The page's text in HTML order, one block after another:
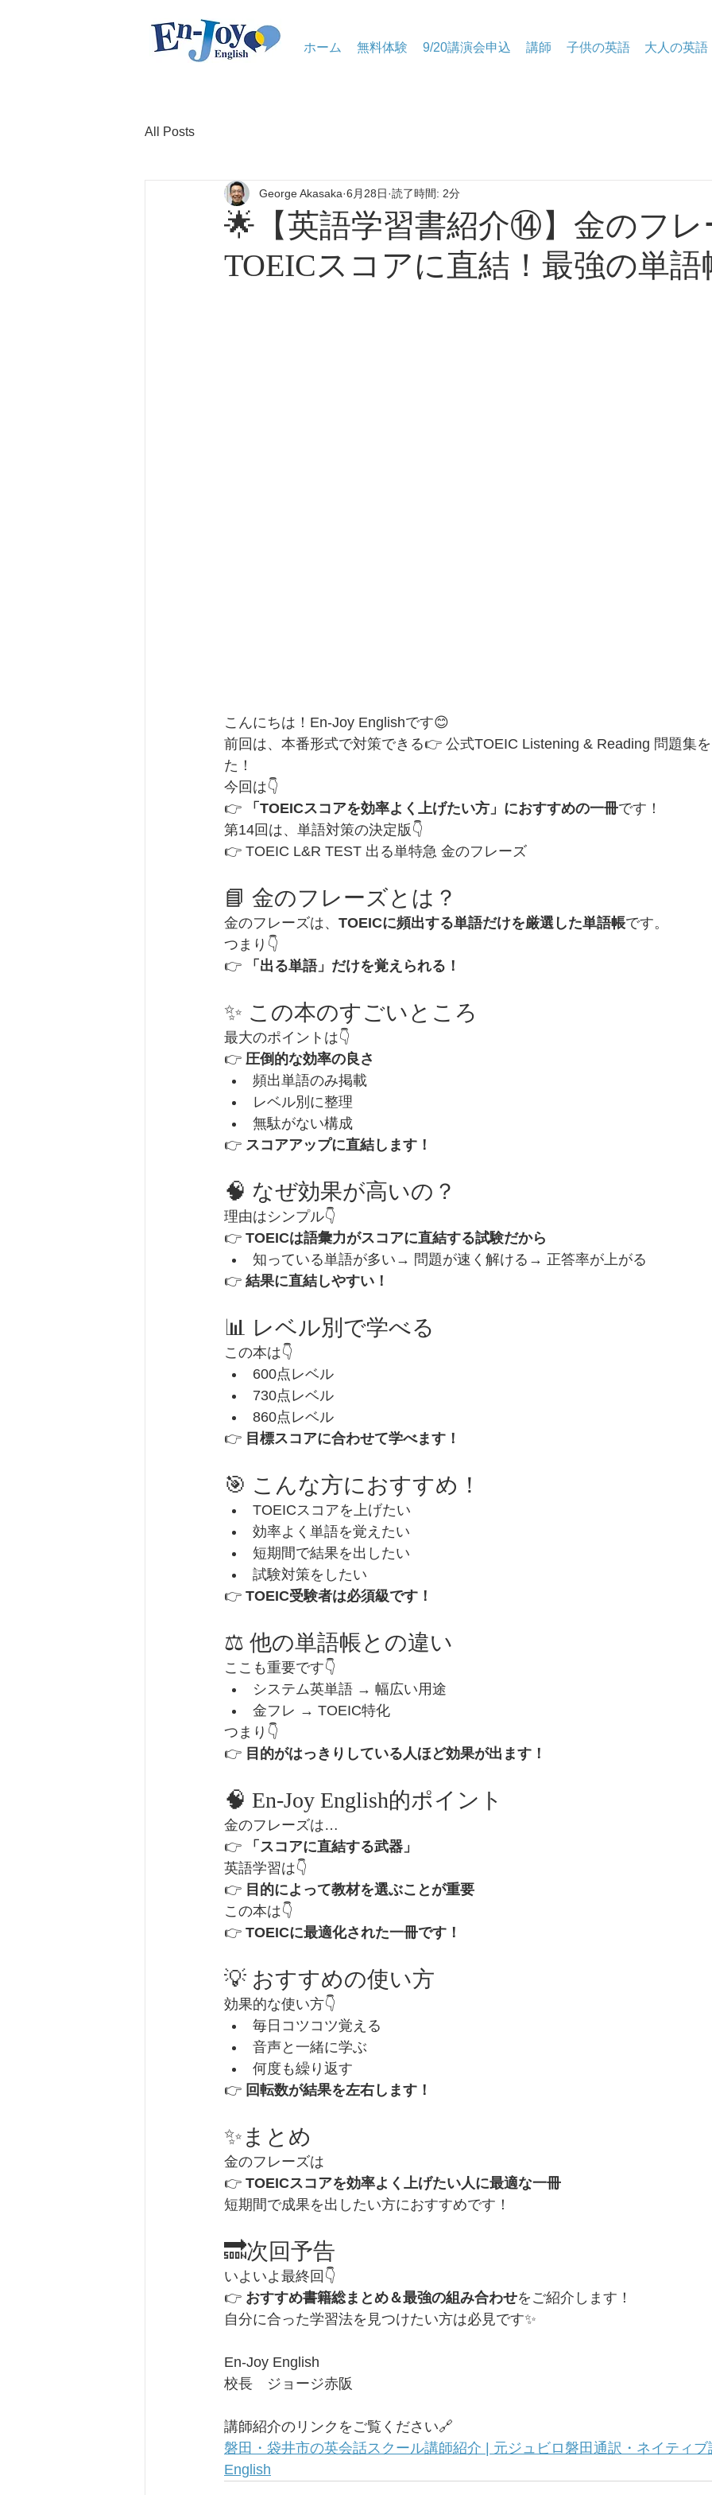
ホーム 無料体験 9/20講演会申込 講師 子供の英語 大人の英語
All Posts
🌟【英語学習書紹介⑭】金のフレ
TOEICスコアに直結！最強の単語
George Akasaka 6月28日 読了時間: 2分
こんにちは！En-Joy Englishです😊
前回は、本番形式で対策できる👉 公式TOEIC Listening & Reading 問題集
た！
今回は👇
👉
「TOEICスコアを効率よく上げたい方」におすすめの一冊です！
第14回は、単語対策の決定版👇
👉 TOEIC L&R TEST 出る単特急 金のフレーズ
📘 金のフレーズとは？
金のフレーズは、 TOEICに頻出する単語だけを厳選した単語帳です。
つまり👇
👉
「出る単語」だけを覚えられる！
✨ この本のすごいところ
最大のポイントは👇
👉 圧倒的な効率の良さ
頻出単語のみ掲載
レベル別に整理
無駄がない構成
👉 スコアアップに直結します！
🧠 なぜ効果が高いの？
理由はシンプル👇
👉 TOEICは語彙力がスコアに直結する試験だから
知っている単語が多い→ 問題が速く解ける→ 正答率が上がる
👉 結果に直結しやすい！
📊 レベル別で学べる
この本は👇
600点レベル
730点レベル
860点レベル
👉 目標スコアに合わせて学べます！
🎯 こんな方におすすめ！
TOEICスコアを上げたい
効率よく単語を覚えたい
短期間で結果を出したい
試験対策をしたい
👉 TOEIC受験者は必須級です！
⚖️ 他の単語帳との違い
ここも重要です👇
システム英単語 → 幅広い用途
金フレ → TOEIC特化
つまり👇
👉 目的がはっきりしている人ほど効果が出ます！
🧠 En-Joy English的ポイント
金のフレーズは…
👉
「スコアに直結する武器」
英語学習は👇
👉 目的によって教材を選ぶことが重要
この本は👇
👉 TOEICに最適化された一冊です！
💡 おすすめの使い方
効果的な使い方👇
毎日コツコツ覚える
音声と一緒に学ぶ
何度も繰り返す
👉 回転数が結果を左右します！
✨まとめ
金のフレーズは
👉 TOEICスコアを効率よく上げたい人に最適な一冊
短期間で成果を出したい方におすすめです！
🔜次回予告
いよいよ最終回👇
👉 おすすめ書籍総まとめ＆最強の組み合わせをご紹介します！
自分に合った学習法を見つけたい方は必見です✨
En-Joy English
校長　ジョージ赤阪
講師紹介のリンクをご覧ください🔗
磐田・袋井市の英会話スクール講師紹介 | 元ジュビロ磐田通訳・ネイティ
English